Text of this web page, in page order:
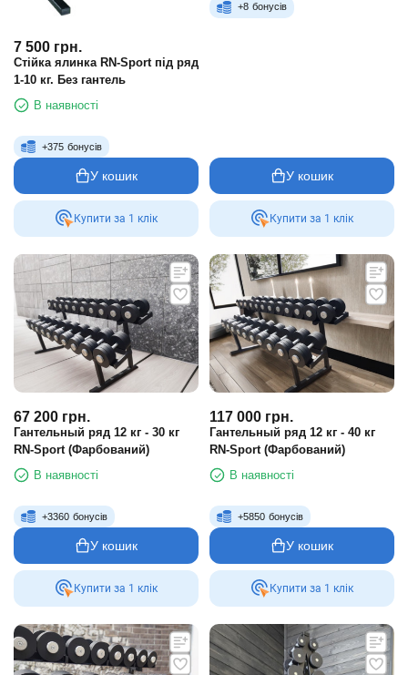
7 500 грн.
Стійка ялинка RN-Sport під ряд
1-10 кг. Без гантель
В наявності
+375 бонусів
У кошик
Купити за 1 клiк
+8 бонусів
У кошик
Купити за 1 клiк
67 200 грн.
Гантельный ряд 12 кг - 30 кг
RN-Sport (Фарбований)
В наявності
+3360 бонусів
У кошик
Купити за 1 клiк
117 000 грн.
Гантельный ряд 12 кг - 40 кг
RN-Sport (Фарбований)
В наявності
+5850 бонусів
У кошик
Купити за 1 клiк